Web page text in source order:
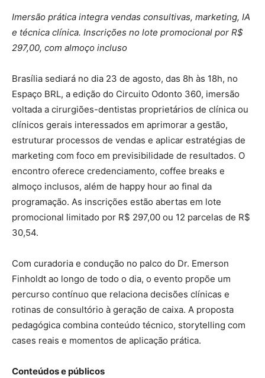
Imersão prática integra vendas consultivas, marketing, IA
e técnica clínica. Inscrições no lote promocional por R$
297,00, com almoço incluso
Brasília sediará no dia 23 de agosto, das 8h às 18h, no
Espaço BRL, a edição do Circuito Odonto 360, imersão
voltada a cirurgiões-dentistas proprietários de clínica ou
clínicos gerais interessados em aprimorar a gestão,
estruturar processos de vendas e aplicar estratégias de
marketing com foco em previsibilidade de resultados. O
encontro oferece credenciamento, coffee breaks e
almoço inclusos, além de happy hour ao final da
programação. As inscrições estão abertas em lote
promocional limitado por R$ 297,00 ou 12 parcelas de R$
30,54.
Com curadoria e condução no palco do Dr. Emerson
Finholdt ao longo de todo o dia, o evento propõe um
percurso contínuo que relaciona decisões clínicas e
rotinas de consultório à geração de caixa. A proposta
pedagógica combina conteúdo técnico, storytelling com
cases reais e momentos de aplicação prática.
Conteúdos e públicos